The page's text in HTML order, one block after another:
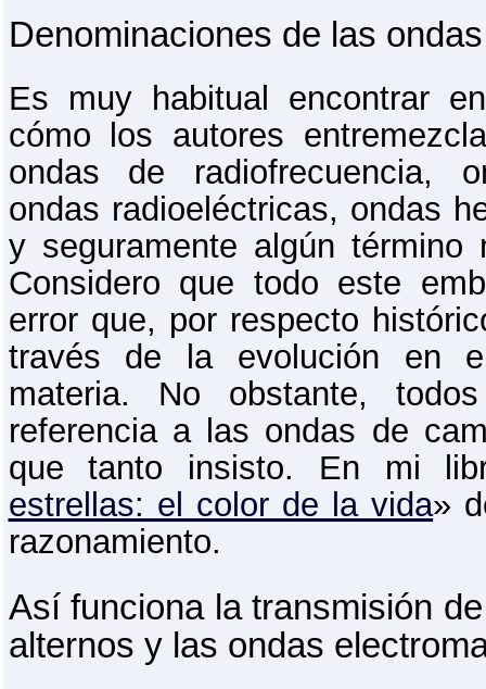
Denominaciones de las
Es muy habitual encontrar
cómo los autores
ondas de radiofrecuencia,
ondas radioeléctricas, ondas
y seguramente algún
Considero que todo este
error que, por respecto
través de la evolución en
materia. No obstante,
referencia a las ondas de
que tanto insisto. En mi
estrellas: el color de la vida»
razonamiento.
Así funciona la transmisión
alternos y las ondas